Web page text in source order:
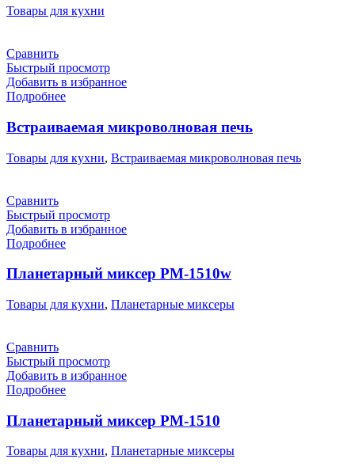
Товары для кухни
Сравнить
Быстрый просмотр
Добавить в избранное
Подробнее
Встраиваемая микроволновая печь
Товары для кухни, Встраиваемая микроволновая печь
Сравнить
Быстрый просмотр
Добавить в избранное
Подробнее
Планетарный миксер РМ-1510w
Товары для кухни, Планетарные миксеры
Сравнить
Быстрый просмотр
Добавить в избранное
Подробнее
Планетарный миксер РМ-1510
Товары для кухни, Планетарные миксеры